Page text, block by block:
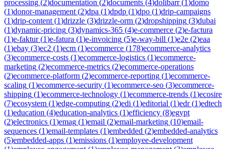
processing (2)documentation (2)documents (4)dolibarr(1)domo
(1)donor-management (2)dpa (1)dpdp (1)dpo (1)drip-campaigns
(1)drip-content (1)drizzle (3)drizzle-orm (2)dropshipping (3)dubai
(1)dynamic-pricing (3)dynamics-365 (4)e-commerce (2)e-factura
(1)e-faktur(1)e-fatura (1)e-invoicing (5)e-way-bill (1)e2e (2)eaa
(1)ebay (3)ec2 (1)ecm (1)ecommerce (178)ecommerce-analytics
(3)ecommerce-costs (1)ecommerce-logistics (1)ecommerce-
marketing (2)ecommerce-metrics (2)ecommerce-operations
(2)ecommerce-platform (2)ecommerce-reporting (1)ecommerce-
scaling (1)ecommerce-security (1)ecommerce-seo (3)ecommerce-
shipping (1)ecommerce-technology (1)ecommerce-trends (1)ecosire
(7)ecosystem (1)edge-computing (2)edi (1)editorial (1)edr(1)edtech
(1)education (4)education-analytics (1)efficiency (8)egypt
(2)electronics (1)emag (1)email (2)email-marketing (10)email-
sequences (1)email-templates (1)embedded (2)embedded-analytics
(5)embedded-apps (1)emissions (1)employee-development